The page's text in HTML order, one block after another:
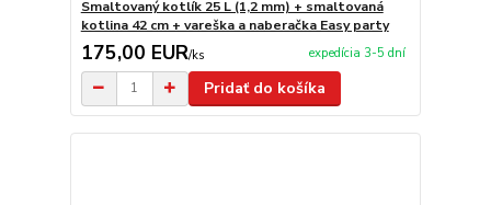
Smaltovaný kotlík 25 L (1,2 mm) + smaltovaná
kotlina 42 cm + vareška a naberačka Easy party
175,00 EUR/ks expedícia 3-5 dní
Pridať do košíka